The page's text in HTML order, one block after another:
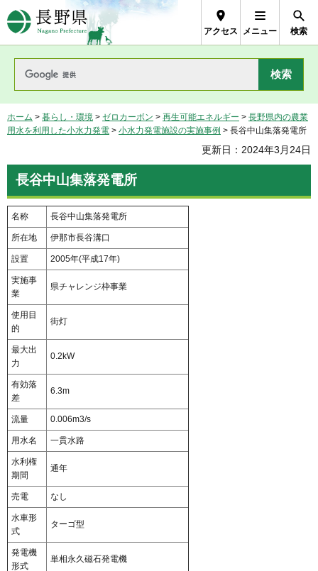
長野県Nagano Prefecture
アクセス メニュー 検索
ホーム > 暮らし・環境 > ゼロカーボン > 再生可能エネルギー > 長野県内の農業
用水を利用した小水力発電 > 小水力発電施設の実施事例 > 長谷中山集落発電所
更新日：2024年3月24日
長谷中山集落発電所
名称 長谷中山集落発電所
所在地 伊那市長谷溝口
設置 2005年(平成17年)
実施事
業
県チャレンジ枠事業
使用目
的
街灯
最大出
力
0.2kW
有効落
差
6.3m
流量 0.006m3/s
用水名 一貫水路
水利権
期間
通年
売電 なし
水車形
式
ターゴ型
発電機
形式
単相永久磁石発電機